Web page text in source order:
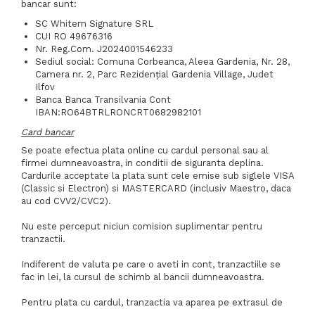
bancar sunt:
SC Whitem Signature SRL
CUI RO 49676316
Nr. Reg.Com. J2024001546233
Sediul social: Comuna Corbeanca, Aleea Gardenia, Nr. 28,
Camera nr. 2, Parc Rezidenţial Gardenia Village, Judet
Ilfov
Banca Banca Transilvania Cont
IBAN:RO64BTRLRONCRT0682982101
Card bancar
Se poate efectua plata online cu cardul personal sau al
firmei dumneavoastra, in conditii de siguranta deplina.
Cardurile acceptate la plata sunt cele emise sub siglele VISA
(Classic si Electron) si MASTERCARD (inclusiv Maestro, daca
au cod CVV2/CVC2).
Nu este perceput niciun comision suplimentar pentru
tranzactii.
Indiferent de valuta pe care o aveti in cont, tranzactiile se
fac in lei, la cursul de schimb al bancii dumneavoastra.
Pentru plata cu cardul, tranzactia va aparea pe extrasul de